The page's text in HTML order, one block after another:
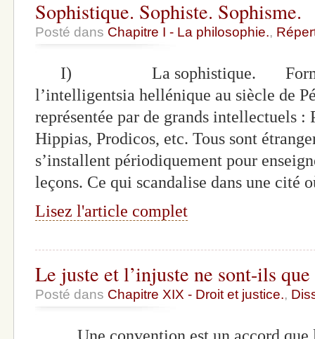
Sophistique. Sophiste. Sophisme.
Posté dans Chapitre I - La philosophie.,
I) La sophistique. Forme de
l’intelligentsia hellénique au siècle de
représentée par de grands intellectuels :
Hippias, Prodicos, etc. Tous sont
s’installent périodiquement pour
leçons. Ce qui scandalise dans une cité
Lisez l'article complet
Le juste et l’injuste ne sont-ils
Posté dans Chapitre XIX - Droit et justice.,